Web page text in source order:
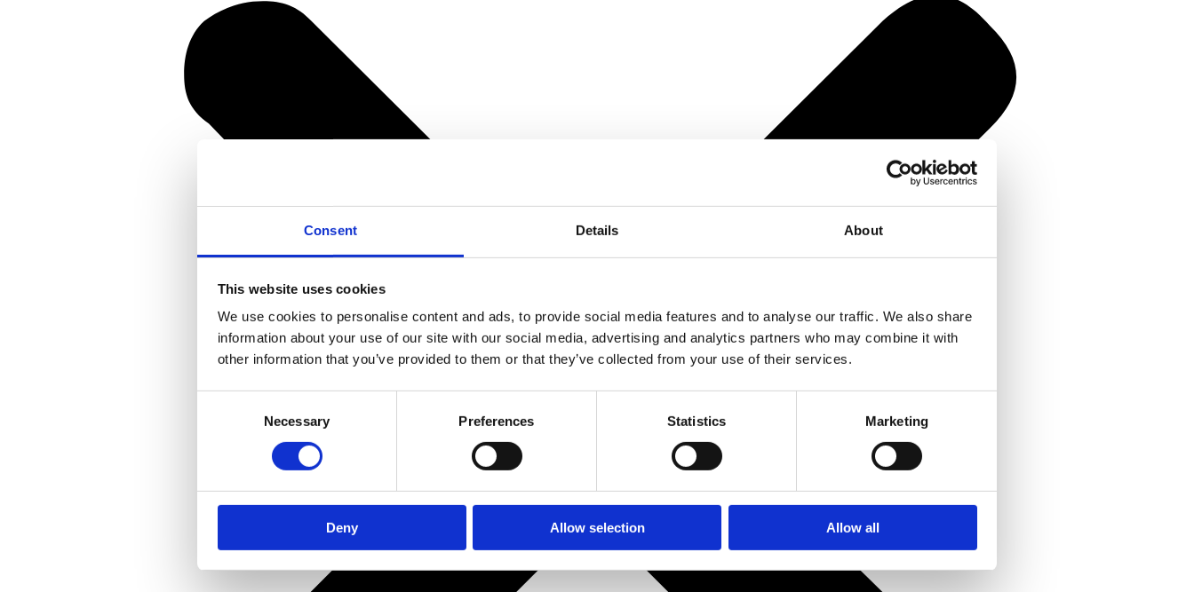
Consent Details About
This website uses cookies
We use cookies to personalise content and ads, to provide social media features and to analyse our traffic. We also share
information about your use of our site with our social media, advertising and analytics partners who may combine it with
other information that you’ve provided to them or that they’ve collected from your use of their services.
Necessary Preferences Statistics Marketing
Deny Allow selection Allow all